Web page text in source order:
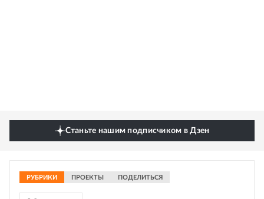
Станьте нашим подписчиком в Дзен
РУБРИКИ ПРОЕКТЫ ПОДЕЛИТЬСЯ